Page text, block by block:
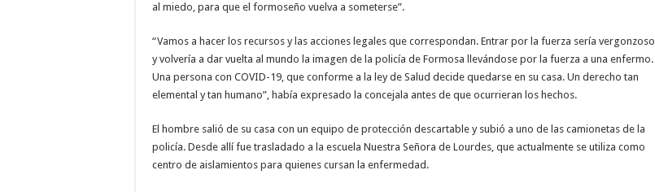
al miedo, para que el formoseño vuelva a someterse”.
“Vamos a hacer los recursos y las acciones legales que correspondan. Entrar por la fuerza sería vergonzoso
y volvería a dar vuelta al mundo la imagen de la policía de Formosa llevándose por la fuerza a una enfermo.
Una persona con COVID-19, que conforme a la ley de Salud decide quedarse en su casa. Un derecho tan
elemental y tan humano”, había expresado la concejala antes de que ocurrieran los hechos.
El hombre salió de su casa con un equipo de protección descartable y subió a uno de las camionetas de la
policía. Desde allí fue trasladado a la escuela Nuestra Señora de Lourdes, que actualmente se utiliza como
centro de aislamientos para quienes cursan la enfermedad.